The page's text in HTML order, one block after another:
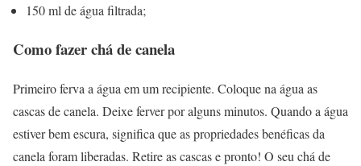
150 ml de água filtrada;
Como fazer chá de canela
Primeiro ferva a água em um recipiente. Coloque na água as
cascas de canela. Deixe ferver por alguns minutos. Quando a água
estiver bem escura, significa que as propriedades benéficas da
canela foram liberadas. Retire as cascas e pronto! O seu chá de